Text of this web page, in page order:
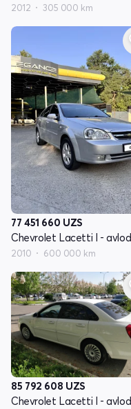
2012 305 000 km
77 451 660 UZS
Chevrolet Lacetti I - avlod
2010 600 000 km
85 792 608 UZS
Chevrolet Lacetti I - avlod